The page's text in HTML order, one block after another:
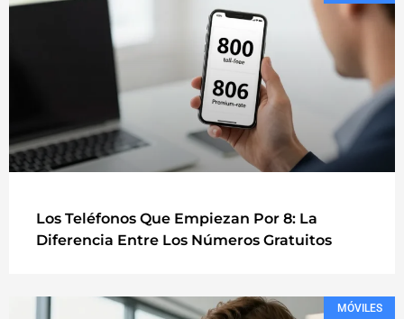
Los Teléfonos Que Empiezan Por 8: La
Diferencia Entre Los Números Gratuitos
MÓVILES